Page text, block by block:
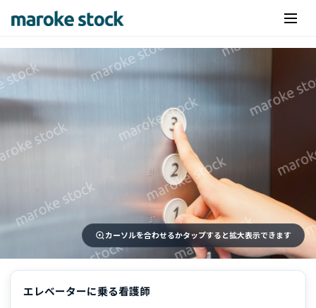
カーソルを合わせるかタップすると拡大表示できます
エレベーターに乗る看護師